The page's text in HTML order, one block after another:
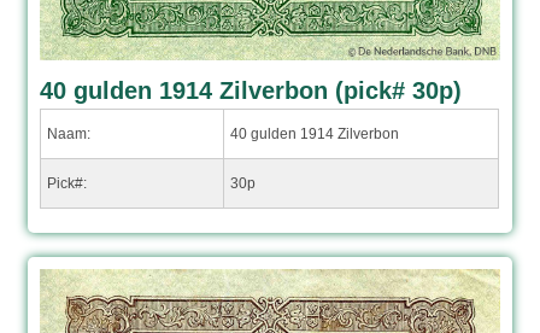
40 gulden 1914 Zilverbon (pick# 30p)
Naam: 40 gulden 1914 Zilverbon
Pick#: 30p